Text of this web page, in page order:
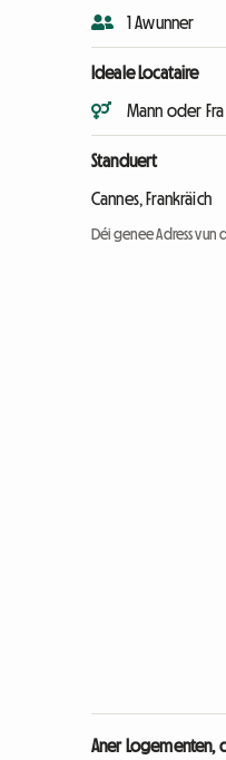
1 Awunner
Ideale Locataire
Mann oder Fra
Standuert
Cannes, Frankräich
Déi genee Adress
Aner Logementen,